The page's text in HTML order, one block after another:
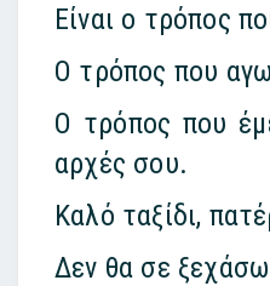
Είναι ο τρόπος
Ο τρόπος που
Ο τρόπος που
αρχές σου.
Καλό ταξίδι,
Δεν θα σε